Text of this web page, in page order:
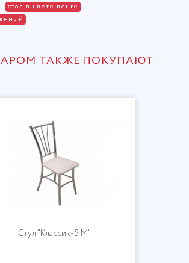
стол в цвете венге
ТАКЖЕ ПОКУПАЮТ
Стул "Классик-5 М"